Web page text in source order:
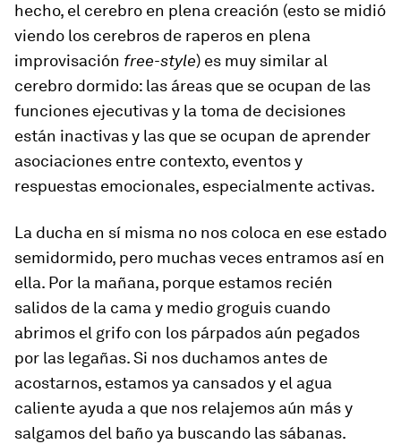
hecho, el cerebro en plena creación (esto se midió
viendo los cerebros de raperos en plena
improvisación free-style) es muy similar al
cerebro dormido: las áreas que se ocupan de las
funciones ejecutivas y la toma de decisiones
están inactivas y las que se ocupan de aprender
asociaciones entre contexto, eventos y
respuestas emocionales, especialmente activas.
La ducha en sí misma no nos coloca en ese estado
semidormido, pero muchas veces entramos así en
ella. Por la mañana, porque estamos recién
salidos de la cama y medio groguis cuando
abrimos el grifo con los párpados aún pegados
por las legañas. Si nos duchamos antes de
acostarnos, estamos ya cansados y el agua
caliente ayuda a que nos relajemos aún más y
salgamos del baño ya buscando las sábanas.